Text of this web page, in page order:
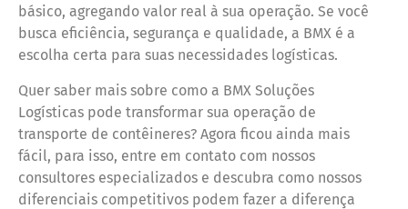
básico, agregando valor real à sua operação. Se você
busca eficiência, segurança e qualidade, a BMX é a
escolha certa para suas necessidades logísticas.
Quer saber mais sobre como a BMX Soluções
Logísticas pode transformar sua operação de
transporte de contêineres? Agora ficou ainda mais
fácil, para isso, entre em contato com nossos
consultores especializados e descubra como nossos
diferenciais competitivos podem fazer a diferença